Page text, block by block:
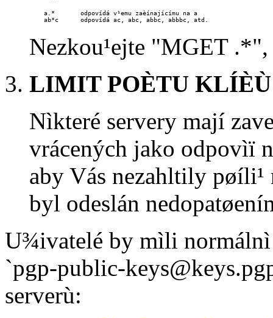
    a.*       odpovídá v¹emu zaèínajícímu na a
    ab*c      odpovídá ac, abc, abbc, abbbc, atd.
Nezkou¹ejte "MGET
LIMIT POÈTU KLÍÈÙ
Nìkteré servery mají
vrácených jako odpovìï
aby Vás nezahltily
byl odeslán
U¾ivatelé by mìli
`pgp-public-
serverù: